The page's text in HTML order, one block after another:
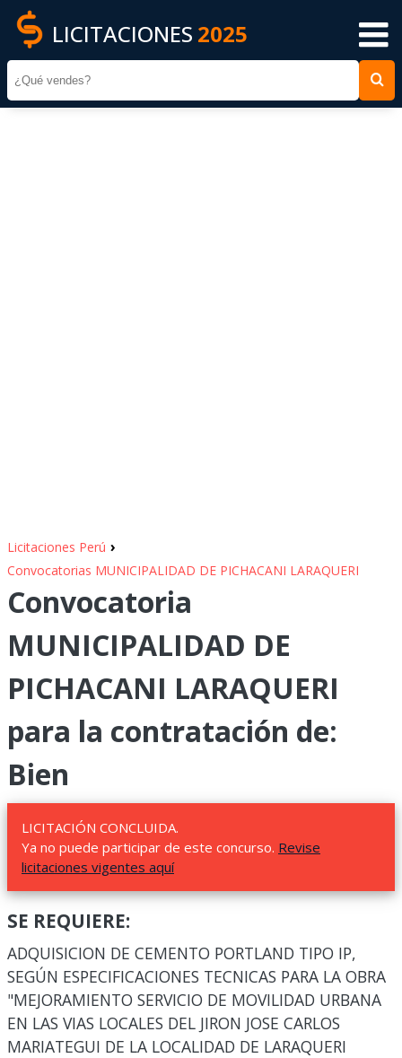
LICITACIONES 2025
Licitaciones Perú ›
Convocatorias MUNICIPALIDAD DE PICHACANI LARAQUERI
Convocatoria
MUNICIPALIDAD DE
PICHACANI LARAQUERI
para la contratación de:
Bien
LICITACIÓN CONCLUIDA.
Ya no puede participar de este concurso. Revise
licitaciones vigentes aquí
SE REQUIERE:
ADQUISICION DE CEMENTO PORTLAND TIPO IP,
SEGÚN ESPECIFICACIONES TECNICAS PARA LA OBRA
"MEJORAMIENTO SERVICIO DE MOVILIDAD URBANA
EN LAS VIAS LOCALES DEL JIRON JOSE CARLOS
MARIATEGUI DE LA LOCALIDAD DE LARAQUERI